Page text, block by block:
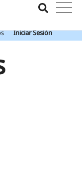
de Expatrio gratis
Iniciar Sesión